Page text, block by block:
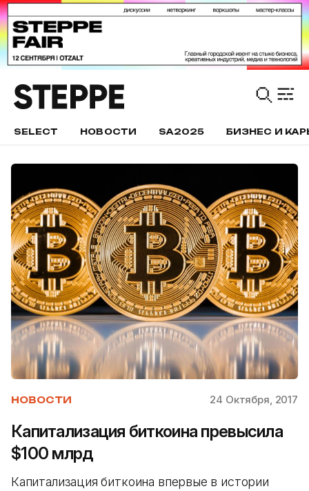
SELECT НОВОСТИ SA2025 БИЗНЕС И
НОВОСТИ 24 Октября, 2017
Капитализация биткоина превысила
$100 млрд
Капитализация биткоина впервые в истории